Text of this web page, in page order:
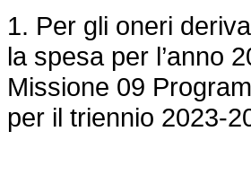
1. Per gli oneri
la spesa per l’anno
Missione 09
per il triennio 2023-